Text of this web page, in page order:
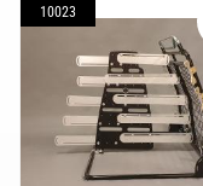
10023